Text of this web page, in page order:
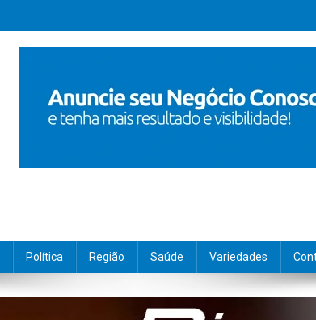
Política Região Saúde Variedades